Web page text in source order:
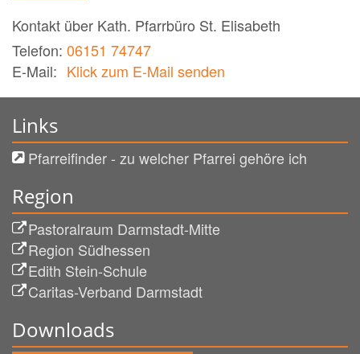
Kontakt über Kath. Pfarrbüro St. Elisabeth
Telefon: 06151 74747
E-Mail: Klick zum E-Mail senden
Links
Pfarreifinder - zu welcher Pfarrei gehöre ich
Region
Pastoralraum Darmstadt-Mitte
Region Südhessen
Edith Stein-Schule
Caritas-Verband Darmstadt
Downloads